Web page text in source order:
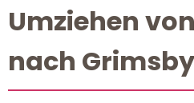
Umziehen
nach